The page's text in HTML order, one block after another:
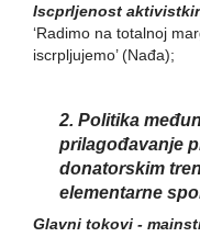
Iscprljenost
‘Radimo na totalnoj
iscrpljujemo’ (Nađa);
2. Politika
prilagođavanje
donatorskim
elementarne
Glavni tokovi -